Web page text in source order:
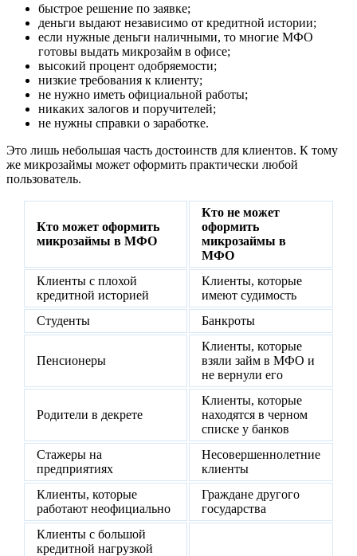
быстрое решение по заявке;
деньги выдают независимо от кредитной истории;
если нужные деньги наличными, то многие МФО
готовы выдать микрозайм в офисе;
высокий процент одобряемости;
низкие требования к клиенту;
не нужно иметь официальной работы;
никаких залогов и поручителей;
не нужны справки о заработке.
Это лишь небольшая часть достоинств для клиентов. К тому
же микрозаймы может оформить практически любой
пользователь.
Кто может оформить
микрозаймы в МФО
Кто не может
оформить
микрозаймы в
МФО
Клиенты с плохой
кредитной историей
Клиенты, которые
имеют судимость
Студенты
Банкроты
Пенсионеры
Клиенты, которые
взяли займ в МФО и
не вернули его
Родители в декрете
Клиенты, которые
находятся в черном
списке у банков
Стажеры на
предприятиях
Несовершеннолетние
клиенты
Клиенты, которые
работают неофициально
Граждане другого
государства
Клиенты с большой
кредитной нагрузкой